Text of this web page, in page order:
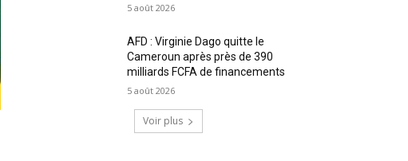
5 août 2026
AFD : Virginie Dago quitte le
Cameroun après près de 390
milliards FCFA de financements
5 août 2026
Voir plus